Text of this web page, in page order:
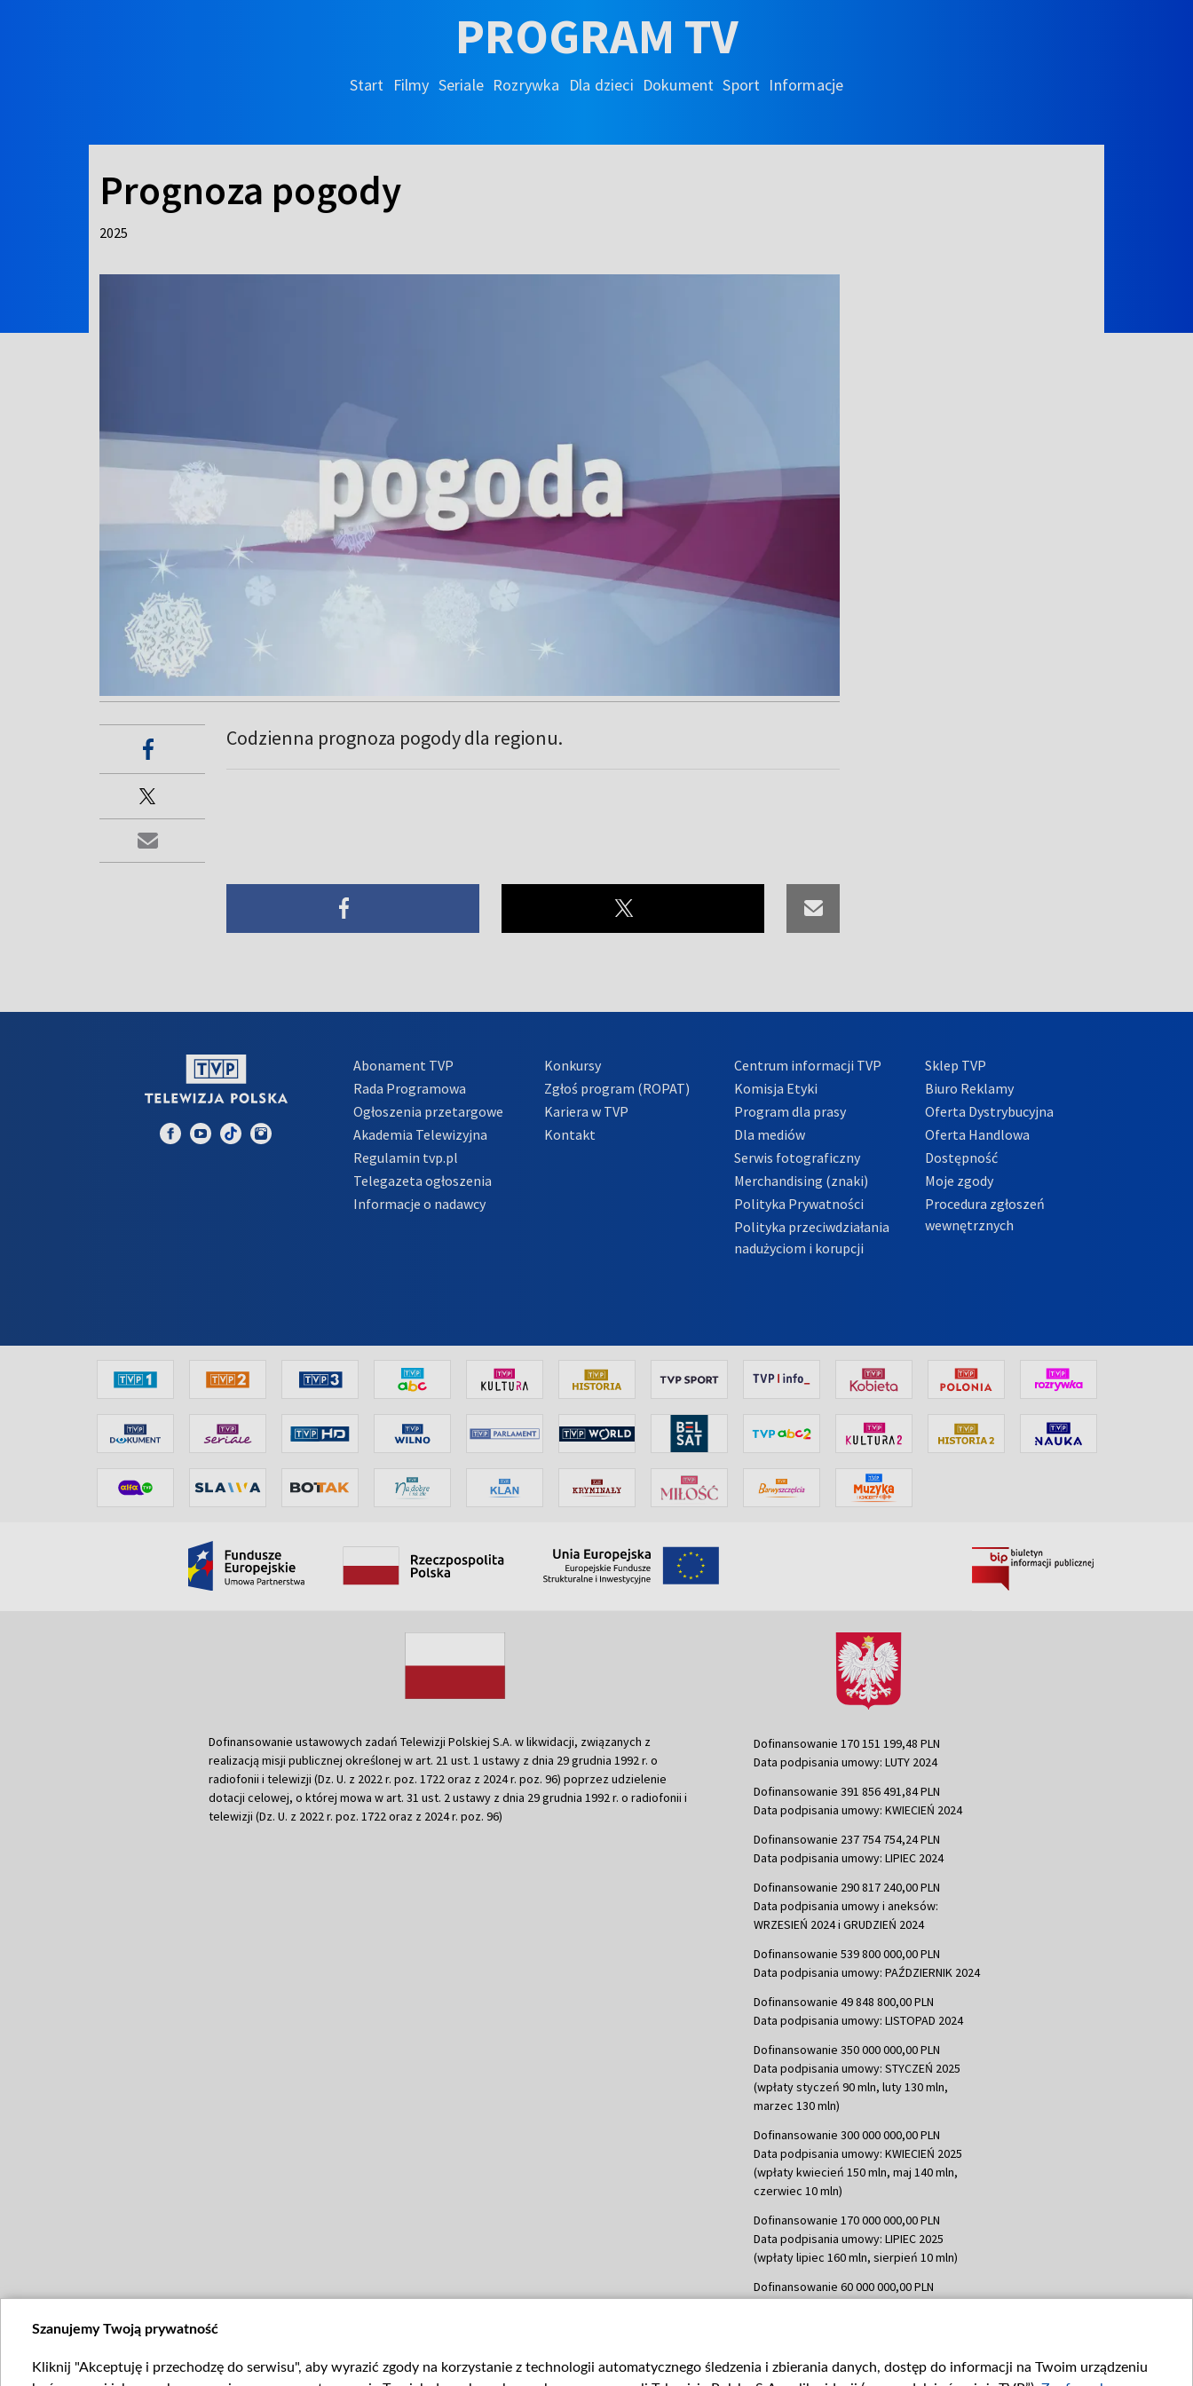
PROGRAM TV
Start Filmy Seriale Rozrywka Dla dzieci Dokument Sport Informacje
Prognoza pogody
2025
Codzienna prognoza pogody dla regionu.
Abonament TVP
Rada Programowa
Ogłoszenia przetargowe
Akademia Telewizyjna
Regulamin tvp.pl
Telegazeta ogłoszenia
Informacje o nadawcy
Konkursy
Zgłoś program (ROPAT)
Kariera w TVP
Kontakt
Centrum informacji TVP
Komisja Etyki
Program dla prasy
Dla mediów
Serwis fotograficzny
Merchandising (znaki)
Polityka Prywatności
Polityka przeciwdziałania
nadużyciom i korupcji
Sklep TVP
Biuro Reklamy
Oferta Dystrybucyjna
Oferta Handlowa
Dostępność
Moje zgody
Procedura zgłoszeń
wewnętrznych
Dofinansowanie ustawowych zadań Telewizji Polskiej S.A. w likwidacji, związanych z
realizacją misji publicznej określonej w art. 21 ust. 1 ustawy z dnia 29 grudnia 1992 r. o
radiofonii i telewizji (Dz. U. z 2022 r. poz. 1722 oraz z 2024 r. poz. 96) poprzez udzielenie
dotacji celowej, o której mowa w art. 31 ust. 2 ustawy z dnia 29 grudnia 1992 r. o radiofonii i
telewizji (Dz. U. z 2022 r. poz. 1722 oraz z 2024 r. poz. 96)
Dofinansowanie 170 151 199,48 PLN
Data podpisania umowy: LUTY 2024
Dofinansowanie 391 856 491,84 PLN
Data podpisania umowy: KWIECIEŃ 2024
Dofinansowanie 237 754 754,24 PLN
Data podpisania umowy: LIPIEC 2024
Dofinansowanie 290 817 240,00 PLN
Data podpisania umowy i aneksów:
WRZESIEŃ 2024 i GRUDZIEŃ 2024
Dofinansowanie 539 800 000,00 PLN
Data podpisania umowy: PAŹDZIERNIK 2024
Dofinansowanie 49 848 800,00 PLN
Data podpisania umowy: LISTOPAD 2024
Dofinansowanie 350 000 000,00 PLN
Data podpisania umowy: STYCZEŃ 2025
(wpłaty styczeń 90 mln, luty 130 mln,
marzec 130 mln)
Dofinansowanie 300 000 000,00 PLN
Data podpisania umowy: KWIECIEŃ 2025
(wpłaty kwiecień 150 mln, maj 140 mln,
czerwiec 10 mln)
Dofinansowanie 170 000 000,00 PLN
Data podpisania umowy: LIPIEC 2025
(wpłaty lipiec 160 mln, sierpień 10 mln)
Dofinansowanie 60 000 000,00 PLN
Data podpisania umowy: WRZESIEŃ 2025
Szanujemy Twoją prywatność
Kliknij "Akceptuję i przechodzę do serwisu", aby wyrazić zgody na korzystanie z technologii automatycznego śledzenia i zbierania danych, dostęp do informacji na Twoim urządzeniu